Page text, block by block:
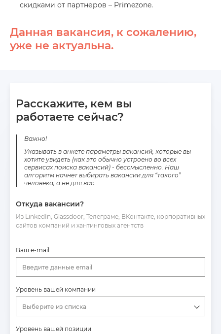
скидками от партнеров – Primezone.
Данная вакансия, к сожалению,
уже не актуальна.
Расскажите, кем вы
работаете сейчас?
Важно!
Указывать в анкете параметры вакансий, которые вы
хотите увидеть (как это обычно устроено во всех
сервисах поиска вакансий) - бессмысленно. Наш
алгоритм начнет выбирать вакансии для “такого”
человека, а не для вас.
Откуда вакансии?
Из LinkedIn, Glassdoor, Телеграме, ВКонтакте, корпоративных
сайтов компаний и хантинговых агентств
Ваш e-mail
Введите данные email
Уровень вашей компании
Выберите из списка
Уровень вашей позиции